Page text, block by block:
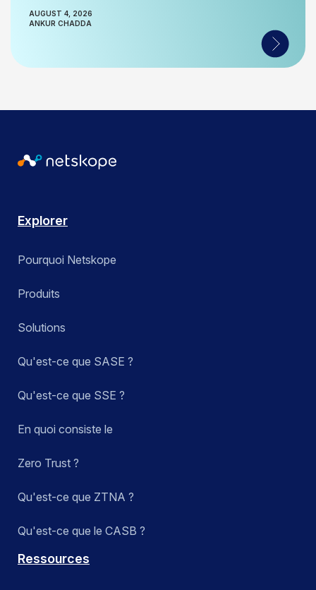
AUGUST 4, 2026
ANKUR CHADDA
Explorer
Pourquoi Netskope
Produits
Solutions
Qu'est-ce que SASE ?
Qu'est-ce que SSE ?
En quoi consiste le
Zero Trust ?
Qu'est-ce que ZTNA ?
Qu'est-ce que le CASB ?
Ressources